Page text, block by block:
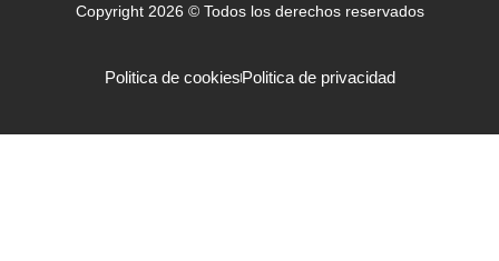
Copyright 2026 © Todos los derechos reservados
Politica de cookiesPolitica de privacidad